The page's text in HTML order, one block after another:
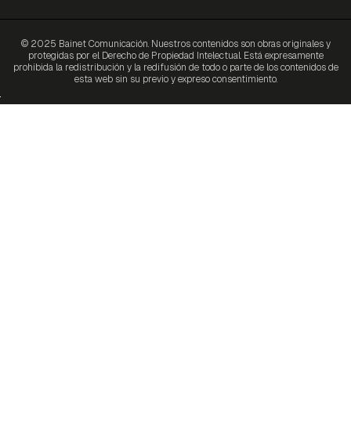
© 2025 Bainet Comunicación. Nuestros contenidos son obras originales y
protegidas por el Derecho de Propiedad Intelectual. Está expresamente
prohibida la redistribución y la redifusión de todo o parte de los contenidos de
esta web sin su previo y expreso consentimiento.